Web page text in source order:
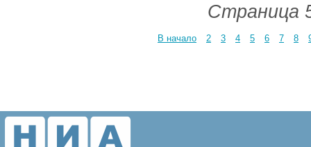
Страница
В начало 2 3 4 5 6 7 8